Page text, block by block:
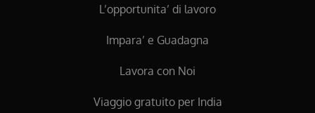
L’opportunita’ di lavoro
Impara’ e Guadagna
Lavora con Noi
Viaggio gratuito per India